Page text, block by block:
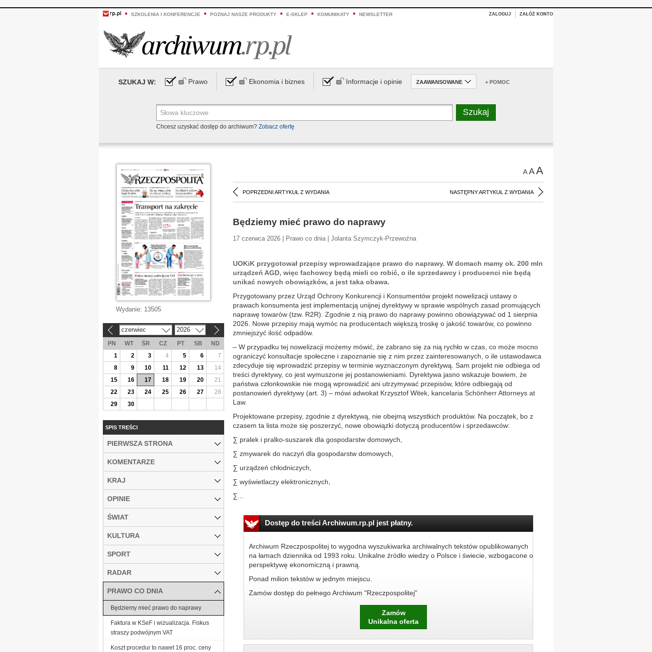
SZKOLENIA I KONFERENCJE POZNAJ NASZE PRODUKTY E-SKLEP KOMUNIKATY NEWSLETTER ZALOGUJ ZAŁÓŻ KONTO
SZUKAJ W: Prawo Ekonomia i biznes Informacje i opinie ZAAWANSOWANE + POMOC
Chcesz uzyskać dostęp do archiwum? Zobacz ofertę
AAA
POPRZEDNI ARTYKUŁ Z WYDANIA NASTĘPNY ARTYKUŁ Z WYDANIA
Będziemy mieć prawo do naprawy
17 czerwca 2026 | Prawo co dnia | Jolanta Szymczyk-Przewoźna
UOKiK przygotował przepisy wprowadzające prawo do naprawy. W domach mamy ok. 200 mln
urządzeń AGD, więc fachowcy będą mieli co robić, o ile sprzedawcy i producenci nie będą
unikać nowych obowiązków, a jest taka obawa.
Przygotowany przez Urząd Ochrony Konkurencji i Konsumentów projekt nowelizacji ustawy o
prawach konsumenta jest implementacją unijnej dyrektywy w sprawie wspólnych zasad promujących
naprawę towarów (tzw. R2R). Zgodnie z nią prawo do naprawy powinno obowiązywać od 1 sierpnia
2026. Nowe przepisy mają wymóc na producentach większą troskę o jakość towarów, co powinno
zmniejszyć ilość odpadów.
– W przypadku tej nowelizacji możemy mówić, że zabrano się za nią rychło w czas, co może mocno
ograniczyć konsultacje społeczne i zapoznanie się z nim przez zainteresowanych, o ile ustawodawca
zdecyduje się wprowadzić przepisy w terminie wyznaczonym dyrektywą. Sam projekt nie odbiega od
treści dyrektywy, co jest wymuszone jej postanowieniami. Dyrektywa jasno wskazuje bowiem, że
państwa członkowskie nie mogą wprowadzić ani utrzymywać przepisów, które odbiegają od
postanowień dyrektywy (art. 3) – mówi adwokat Krzysztof Witek, kancelaria Schönherr Attorneys at
Law.
Projektowane przepisy, zgodnie z dyrektywą, nie obejmą wszystkich produktów. Na początek, bo z
czasem ta lista może się poszerzyć, nowe obowiązki dotyczą producentów i sprzedawców:
∑ pralek i pralko-suszarek dla gospodarstw domowych,
∑ zmywarek do naczyń dla gospodarstw domowych,
∑ urządzeń chłodniczych,
∑ wyświetlaczy elektronicznych,
∑...
Dostęp do treści Archiwum.rp.pl jest płatny.
Archiwum Rzeczpospolitej to wygodna wyszukiwarka archiwalnych tekstów opublikowanych
na łamach dziennika od 1993 roku. Unikalne źródło wiedzy o Polsce i świecie, wzbogacone o
perspektywę ekonomiczną i prawną.
Ponad milion tekstów w jednym miejscu.
Zamów dostęp do pełnego Archiwum "Rzeczpospolitej"
Zamów
Unikalna oferta
Wydanie: 13505
czerwiec 2026
PN WT ŚR CZ PT SB
ND
1
2 3 4 5 6
7
8
9 10 11 12 13
14
15
16 17 18 19 20
21
22
23 24 25 26 27
28
29
30
SPIS TREŚCI
PIERWSZA STRONA
KOMENTARZE
KRAJ
OPINIE
ŚWIAT
KULTURA
SPORT
RADAR
PRAWO CO DNIA
Będziemy mieć prawo do naprawy
Faktura w KSeF i wizualizacja. Fiskus
straszy podwójnym VAT
Koszt procedur to nawet 16 proc. ceny